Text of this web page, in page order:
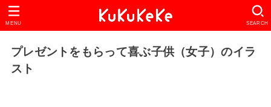
SEARCH
MENU
プレゼントをもらって喜ぶ子供（女子）のイラ
スト